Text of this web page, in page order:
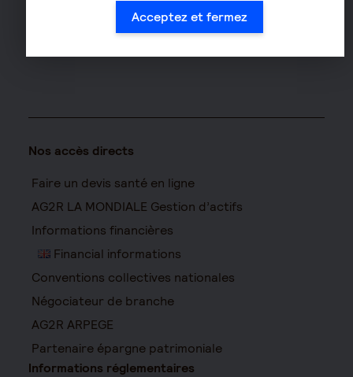
Responsabilité civile Pro
Assurance moto
Nos accès directs
Faire un devis santé en ligne
AG2R LA MONDIALE Gestion d’actifs
Informations financières
Financial informations
Conventions collectives nationales
Négociateur de branche
AG2R ARPEGE
Partenaire épargne patrimoniale
Informations réglementaires
Acceptez et fermez